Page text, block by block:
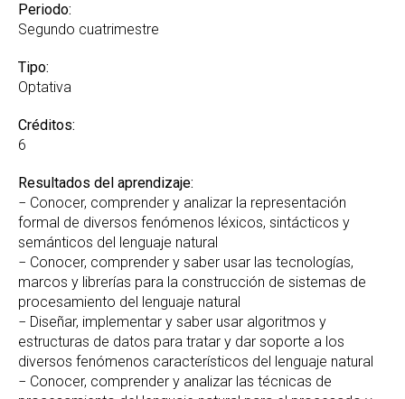
Periodo:
Segundo cuatrimestre
Tipo:
Optativa
Créditos:
6
Resultados del aprendizaje:
− Conocer, comprender y analizar la representación
formal de diversos fenómenos léxicos, sintácticos y
semánticos del lenguaje natural
− Conocer, comprender y saber usar las tecnologías,
marcos y librerías para la construcción de sistemas de
procesamiento del lenguaje natural
− Diseñar, implementar y saber usar algoritmos y
estructuras de datos para tratar y dar soporte a los
diversos fenómenos característicos del lenguaje natural
− Conocer, comprender y analizar las técnicas de